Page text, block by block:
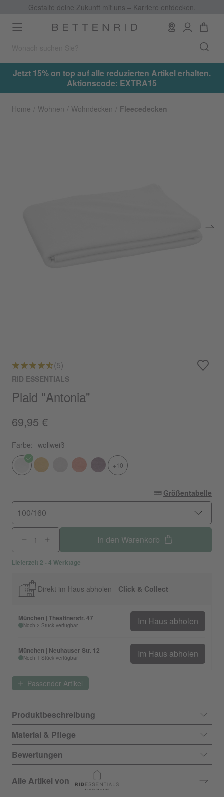
Gestalte deine Zukunft mit uns – Karriere entdecken.
Toggle
navigation
Jetzt 15% on top auf alle reduzierten Artikel erhalten.
Aktionscode: EXTRA15
Home Wohnen Wohndecken Fleecedecken
(5)
RID ESSENTIALS
Plaid "Antonia"
69,95 €
Farbe: wollweiß
+10
Größentabelle
100/160
In den Warenkorb
Lieferzeit 2 - 4 Werktage
Direkt im Haus abholen - Click & Collect
München | Theatinerstr. 47
Noch 2 Stück verfügbar Im Haus abholen
München | Neuhauser Str. 12
Noch 1 Stück verfügbar Im Haus abholen
Passender Artikel
Produktbeschreibung
Material & Pflege
Bewertungen
Alle Artikel von